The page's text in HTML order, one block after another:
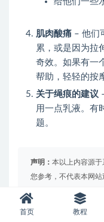
肌肉酸痛 – 他们
累，或是因为拉
奇效。如果有一
帮助，轻轻的按
关于绳痕的建议
用一点乳液。有
题。
声明： 本以上内容源
您参考，不代表本网站
属高危行为，法律风
务必符合当地法律法规
首页 教程